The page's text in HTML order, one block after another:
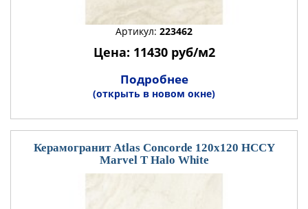
Артикул: 223462
Цена: 11430 руб/м2
Подробнее
(открыть в новом окне)
Керамогранит Atlas Concorde 120x120 HCCY
Marvel T Halo White